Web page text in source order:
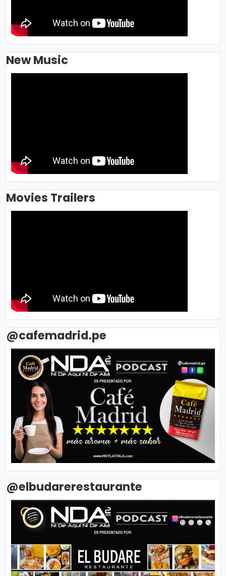
New Music
Movies Trailers
@cafemadrid.pe
@elbudarerestaurante